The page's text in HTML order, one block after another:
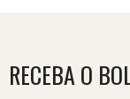
RECEBA O